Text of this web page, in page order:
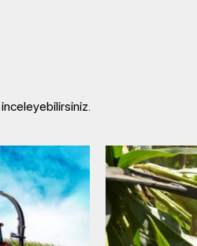
inceleyebilirsiniz.